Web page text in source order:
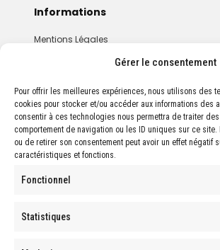
Gérer le consentement
Pour offrir les meilleures expériences, nous utilisons des
cookies pour stocker et/ou accéder aux informations des
consentir à ces technologies nous permettra de traiter
comportement de navigation ou les ID uniques sur ce
ou de retirer son consentement peut avoir un effet négatif
caractéristiques et fonctions.
Fonctionnel
Statistiques
Informations
Mentions Légales
© 2024 PROPHARMA — Tous droits réservés.